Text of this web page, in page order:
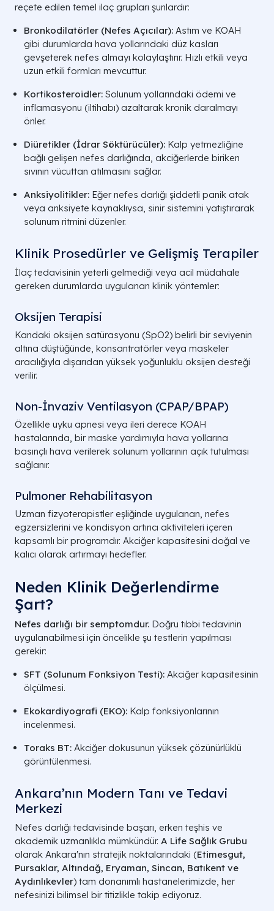
reçete edilen temel ilaç grupları şunlardır:
Bronkodilatörler (Nefes Açıcılar): Astım ve KOAH
gibi durumlarda hava yollarındaki düz kasları
gevşeterek nefes almayı kolaylaştırır. Hızlı etkili veya
uzun etkili formları mevcuttur.
Kortikosteroidler: Solunum yollarındaki ödemi ve
inflamasyonu (iltihabı) azaltarak kronik daralmayı
önler.
Diüretikler (İdrar Söktürücüler): Kalp yetmezliğine
bağlı gelişen nefes darlığında, akciğerlerde biriken
sıvının vücuttan atılmasını sağlar.
Anksiyolitikler: Eğer nefes darlığı şiddetli panik atak
veya anksiyete kaynaklıysa, sinir sistemini yatıştırarak
solunum ritmini düzenler.
Klinik Prosedürler ve Gelişmiş Terapiler
İlaç tedavisinin yeterli gelmediği veya acil müdahale
gereken durumlarda uygulanan klinik yöntemler:
Oksijen Terapisi
Kandaki oksijen satürasyonu (SpO2) belirli bir seviyenin
altına düştüğünde, konsantratörler veya maskeler
aracılığıyla dışarıdan yüksek yoğunluklu oksijen desteği
verilir.
Non-İnvaziv Ventilasyon (CPAP/BPAP)
Özellikle uyku apnesi veya ileri derece KOAH
hastalarında, bir maske yardımıyla hava yollarına
basınçlı hava verilerek solunum yollarının açık tutulması
sağlanır.
Pulmoner Rehabilitasyon
Uzman fizyoterapistler eşliğinde uygulanan, nefes
egzersizlerini ve kondisyon artırıcı aktiviteleri içeren
kapsamlı bir programdır. Akciğer kapasitesini doğal ve
kalıcı olarak artırmayı hedefler.
Neden Klinik Değerlendirme
Şart?
Nefes darlığı bir semptomdur. Doğru tıbbi tedavinin
uygulanabilmesi için öncelikle şu testlerin yapılması
gerekir:
SFT (Solunum Fonksiyon Testi): Akciğer kapasitesinin
ölçülmesi.
Ekokardiyografi (EKO): Kalp fonksiyonlarının
incelenmesi.
Toraks BT: Akciğer dokusunun yüksek çözünürlüklü
görüntülenmesi.
Ankara’nın Modern Tanı ve Tedavi
Merkezi
Nefes darlığı tedavisinde başarı, erken teşhis ve
akademik uzmanlıkla mümkündür. A Life Sağlık Grubu
olarak Ankara'nın stratejik noktalarındaki (Etimesgut,
Pursaklar, Altındağ, Eryaman, Sincan, Batıkent ve
Aydınlıkevler) tam donanımlı hastanelerimizde, her
nefesinizi bilimsel bir titizlikle takip ediyoruz.